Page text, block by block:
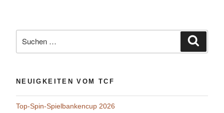
nach:
NEUIGKEITEN VOM TCF
Top-Spin-Spielbankencup 2026